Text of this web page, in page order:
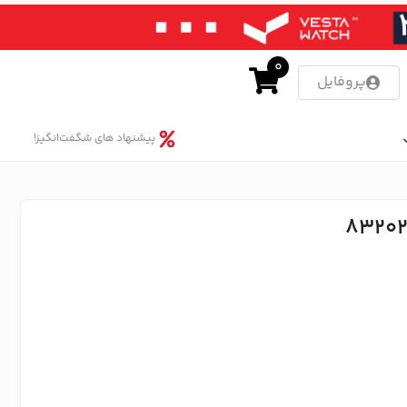
پروفایل
0
پیشنهاد های شگفت‌انگیز!